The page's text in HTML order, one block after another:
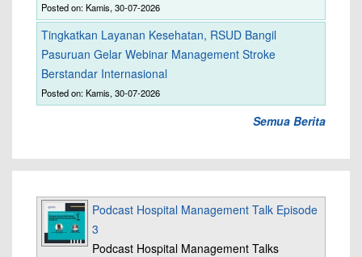
Posted on: Kamis, 30-07-2026
Tingkatkan Layanan Kesehatan, RSUD Bangil
Pasuruan Gelar Webinar Management Stroke
Berstandar Internasional
Posted on: Kamis, 30-07-2026
Semua Berita
Podcast Hospital Management Talk Episode
3
Podcast Hospital Management Talks